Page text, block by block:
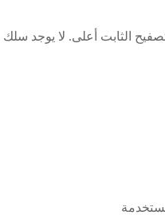
الثابت أعلى. لا يوجد